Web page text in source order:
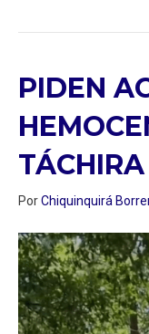
PIDEN
TÁCHIRA
PorChiquinquirá